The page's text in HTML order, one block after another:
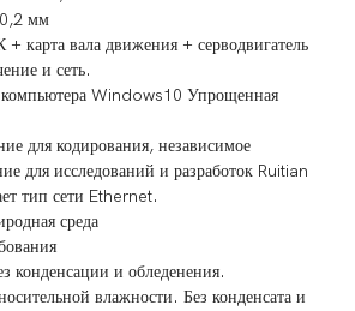
мм
карта вала движения + серводвигатель
и сеть.
компьютера Windows10 Упрощенная
для кодирования, независимое
для исследований и разработок Ruitian
тип сети Ethernet.
среда
конденсации и обледенения.
влажности. Без конденсата и